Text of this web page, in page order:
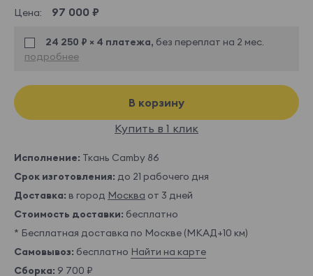
Цена: 97 000 ₽
24 250 ₽ × 4 платежа, без переплат на 2 мес.
подробнее
В корзину
Купить в 1 клик
Исполнение: Ткань Camby 86
Срок изготовления: до 21 рабочего дня
Доставка: в город Москва от 3 дней
Стоимость доставки: бесплатно
* Бесплатная доставка по Москве (МКАД+10 км)
Самовывоз: бесплатно Найти на карте
Сборка: 9 700 ₽